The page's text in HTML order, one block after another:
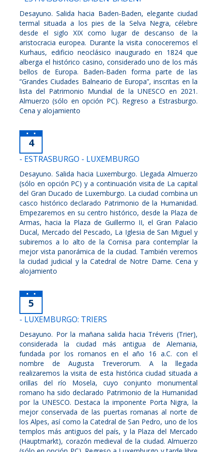
Desayuno. Salida hacia Baden-Baden, elegante ciudad
termal situada a los pies de la Selva Negra, célebre
desde el siglo XIX como lugar de descanso de la
aristocracia europea. Durante la visita conoceremos el
Kurhaus, edificio neoclásico inaugurado en 1824 que
alberga el histórico casino, considerado uno de los más
bellos de Europa. Baden-Baden forma parte de las
“Grandes Ciudades Balneario de Europa”, inscritas en la
lista del Patrimonio Mundial de la UNESCO en 2021.
Almuerzo (sólo en opción PC). Regreso a Estrasburgo.
Cena y alojamiento
4
- ESTRASBURGO - LUXEMBURGO
Desayuno. Salida hacia Luxemburgo. Llegada Almuerzo
(sólo en opción PC) y a continuación visita de La capital
del Gran Ducado de Luxemburgo. La ciudad combina un
casco histórico declarado Patrimonio de la Humanidad.
Empezaremos en su centro histórico, desde la Plaza de
Armas, hacia la Plaza de Guillermo II, el Gran Palacio
Ducal, Mercado del Pescado, La Iglesia de San Miguel y
subiremos a lo alto de la Cornisa para contemplar la
mejor vista panorámica de la ciudad. También veremos
la ciudad judicial y la Catedral de Notre Dame. Cena y
alojamiento
5
- LUXEMBURGO: TRIERS
Desayuno. Por la mañana salida hacia Tréveris (Trier),
considerada la ciudad más antigua de Alemania,
fundada por los romanos en el año 16 a.C. con el
nombre de Augusta Treverorum. A la llegada
realizaremos la visita de esta histórica ciudad situada a
orillas del río Mosela, cuyo conjunto monumental
romano ha sido declarado Patrimonio de la Humanidad
por la UNESCO. Destaca la imponente Porta Nigra, la
mejor conservada de las puertas romanas al norte de
los Alpes, así como la Catedral de San Pedro, uno de los
templos más antiguos del país, y la Plaza del Mercado
(Hauptmarkt), corazón medieval de la ciudad. Almuerzo